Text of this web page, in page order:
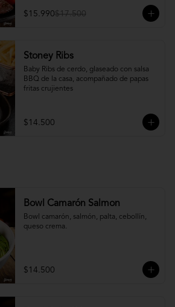
$15.990$17.500
Stoney Ribs
Baby Ribs de cerdo, glaseado con salsa
BBQ de la casa, acompañado de papas
fritas crujientes
$14.500
Bowl Camarón Salmon
Bowl camarón, salmón, palta, cebollín,
queso crema.
$14.500